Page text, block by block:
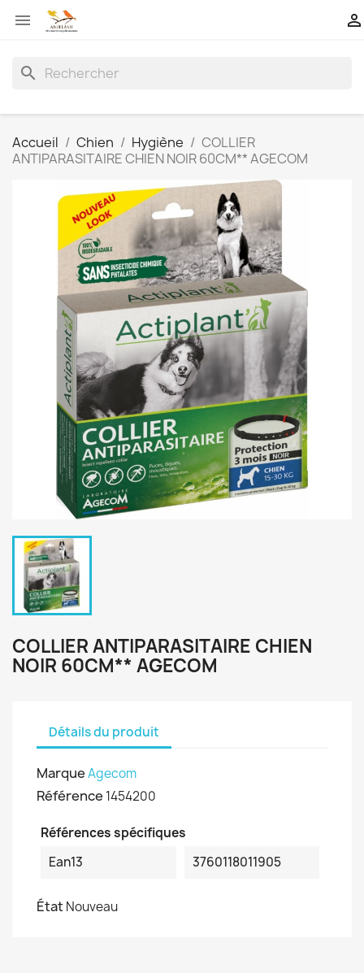
 
search
Accueil Chien Hygiène
COLLIER
ANTIPARASITAIRE CHIEN NOIR 60CM** AGECOM
COLLIER ANTIPARASITAIRE CHIEN
NOIR 60CM** AGECOM
Détails du produit
MarqueAgecom
Référence 1454200
Références spécifiques
Ean13
3760118011905
ÉtatNouveau